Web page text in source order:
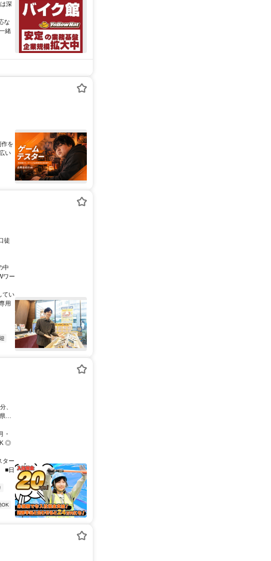
深
な
緒
を
い
徒
中
ワー
てい
用
、
千
・
◎
ター
■日
OK